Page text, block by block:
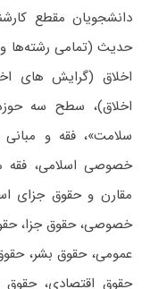
دانشجویان مقطع
حدیث (تمامی رشته‌ها و
اخلاق (گرایش های
اخلاق)، سطح سه
سلامت»، فقه و
خصوصی اسلامی، فقه
مقارن و حقوق جزای
خصوصی، حقوق جزا،
عمومی، حقوق بشر،
حقوق اقتصادی، حقوق